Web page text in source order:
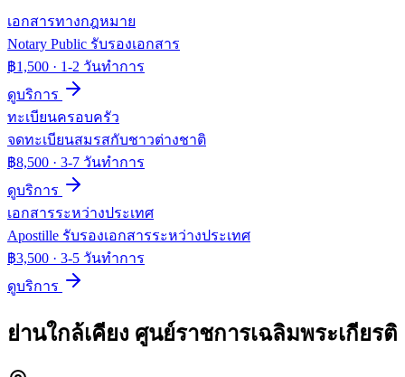
เอกสารทางกฎหมาย
Notary Public รับรองเอกสาร
฿1,500 · 1-2 วันทำการ
ดูบริการ
ทะเบียนครอบครัว
จดทะเบียนสมรสกับชาวต่างชาติ
฿8,500 · 3-7 วันทำการ
ดูบริการ
เอกสารระหว่างประเทศ
Apostille รับรองเอกสารระหว่างประเทศ
฿3,500 · 3-5 วันทำการ
ดูบริการ
ย่านใกล้เคียง ศูนย์ราชการเฉลิมพระเกียรติ